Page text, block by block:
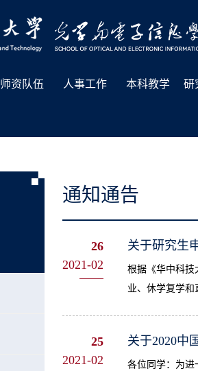
师资队伍 人事工作 本科教学 研
通知通告
26
2021-02
关于研究生
根据《华中科技
业、休学复学
25
2021-02
关于2020中
各位同学：为进